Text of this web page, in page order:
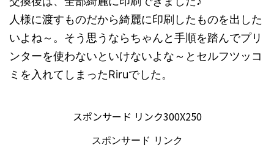
人様に渡すものだから綺麗に印刷したものを出した
いよね～。そう思うならちゃんと手順を踏んでプリ
ンターを使わないといけないよな～とセルフツッコ
ミを入れてしまったRiruでした。
スポンサード リンク300X250
スポンサード リンク